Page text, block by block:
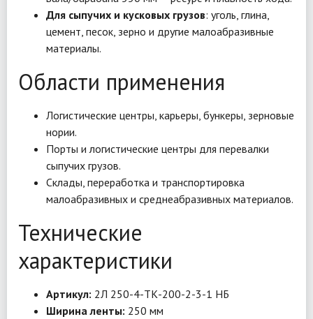
Для сыпучих и кусковых грузов: уголь, глина,
цемент, песок, зерно и другие малоабразивные
материалы.
Области применения
Логистические центры, карьеры, бункеры, зерновые
нории.
Порты и логистические центры для перевалки
сыпучих грузов.
Склады, переработка и транспортировка
малоабразивных и среднеабразивных материалов.
Технические
характеристики
Артикул: 2Л 250-4-ТК-200-2-3-1 НБ
Ширина ленты: 250 мм